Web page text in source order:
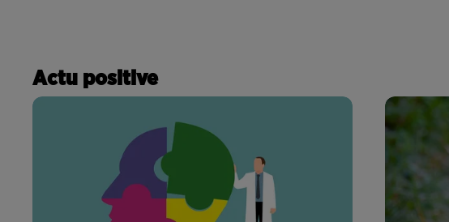
Actu positive